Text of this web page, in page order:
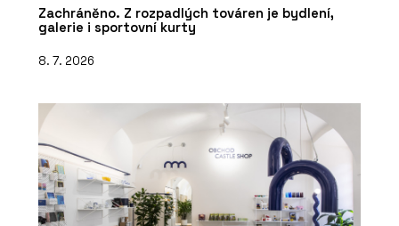
Zachráněno. Z rozpadlých továren je bydlení,
galerie i sportovní kurty
8. 7. 2026